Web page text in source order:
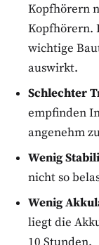
Kopfhörern
Kopfhörern.
wichtige
auswirkt.
Schlechter
empfinden
angenehm
Wenig
nicht so
Wenig
liegt die